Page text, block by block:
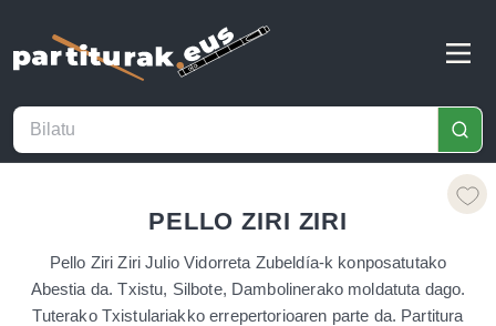
PELLO ZIRI ZIRI
Pello Ziri Ziri Julio Vidorreta Zubeldía-k konposatutako
Abestia da. Txistu, Silbote, Dambolinerako moldatuta dago.
Tuterako Txistulariakko errepertorioaren parte da. Partitura